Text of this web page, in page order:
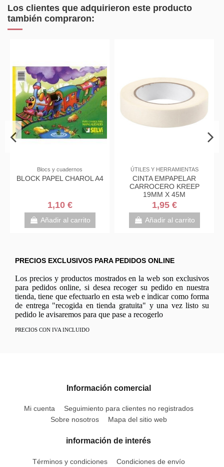
Los clientes que adquirieron este producto
también compraron:
Blocs y cuadernos
BLOCK PAPEL CHAROL A4
1,10 €
Añadir al carrito
ÚTILES Y HERRAMIENTAS
CINTA EMPAPELAR
CARROCERO KREEP
19MM X 45M
1,95 €
Añadir al carrito
PRECIOS EXCLUSIVOS PARA PEDIDOS ONLINE
Los precios y productos mostrados en la web son exclusivos
para pedidos online, si desea recoger su pedido en nuestra
tienda, tiene que efectuarlo en esta web e indicar como forma
de entrega "recogida en tienda gratuita" y una vez listo su
pedido le avisaremos para que pase a recogerlo
PRECIOS CON IVA INCLUIDO
Información comercial
Mi cuenta
Seguimiento para clientes no registrados
Sobre nosotros
Mapa del sitio web
información de interés
Términos y condiciones Condiciones de envío